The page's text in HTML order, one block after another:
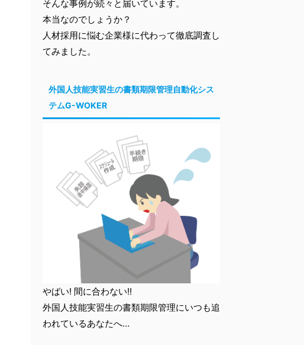
そんな事例が続々と届いています。
本当なのでしょうか？
人材採用に悩む企業様に代わって徹底調査し
てみました。
外国人技能実習生の書類期限管理自動化シス
テムG-WOKER
やばい! 間に合わない!!
外国人技能実習生の書類期限管理にいつも追
われているあなたへ…